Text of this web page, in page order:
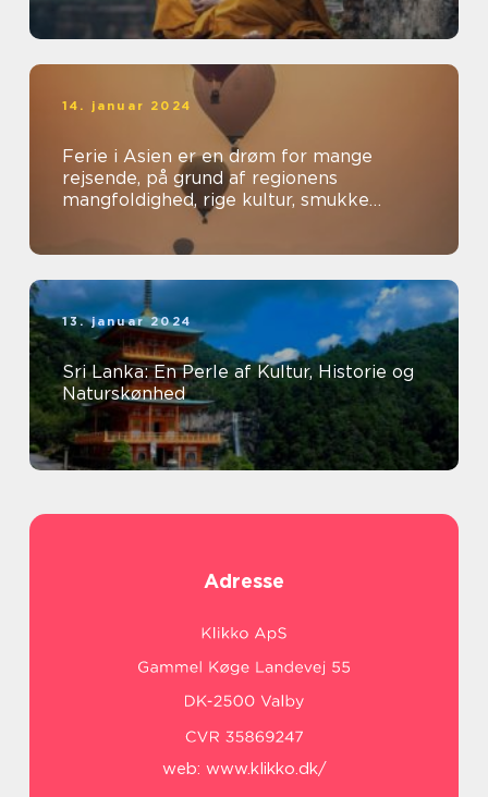
14. januar 2024
Ferie i Asien er en drøm for mange
rejsende, på grund af regionens
mangfoldighed, rige kultur, smukke
landskaber og spændende oplevelser
13. januar 2024
Sri Lanka: En Perle af Kultur, Historie og
Naturskønhed
Adresse
web: www.klikko.dk/